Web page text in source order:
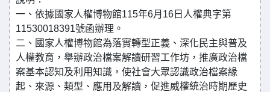
一、依據國家人權博物館115年6月16日人權典字第
11530018391號函辦理。
二、國家人權博物館為落實轉型正義、深化民主與普及
人權教育，舉辦政治檔案解讀研習工作坊，推廣政治檔
案基本認知及利用知識，使社會大眾認識政治檔案緣
起、來源、類型、應用及解讀，促進威權統治時期歷史